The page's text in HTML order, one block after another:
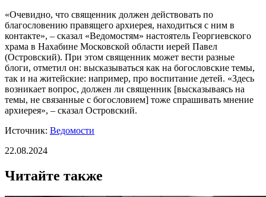
«Очевидно, что священник должен действовать по
благословению правящего архиерея, находиться с ним в
контакте», – сказал «Ведомостям» настоятель Георгиевского
храма в Нахабине Московской области иерей Павел
(Островский). При этом священник может вести разные
блоги, отметил он: высказываться как на богословские темы,
так и на житейские: например, про воспитание детей. «Здесь
возникает вопрос, должен ли священник [высказываясь на
темы, не связанные с богословием] тоже спрашивать мнение
архиерея», – сказал Островский.
Источник: Ведомости
22.08.2024
Читайте также